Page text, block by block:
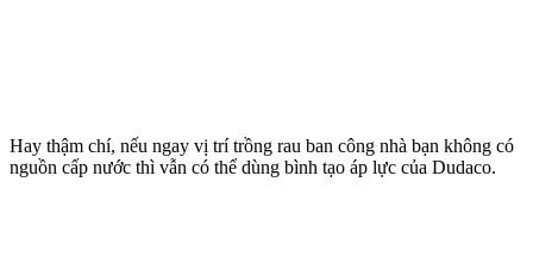
Hay thậm chí, nếu ngay vị trí trồng rau ban công nhà bạn không có
nguồn cấp nước thì vẫn có thể dùng bình tạo áp lực của Dudaco.